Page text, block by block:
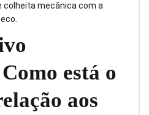
colheita mecânica com a
está o
aos